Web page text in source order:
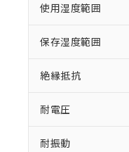
使用湿度範囲
保存湿度範囲
絶縁抵抗
耐電圧
耐振動